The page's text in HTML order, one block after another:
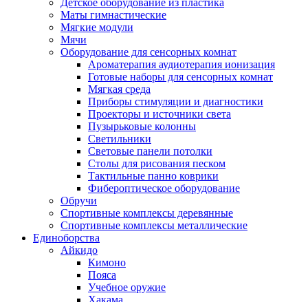
Детское оборудование из пластика
Маты гимнастические
Мягкие модули
Мячи
Оборудование для сенсорных комнат
Ароматерапия аудиотерапия ионизация
Готовые наборы для сенсорных комнат
Мягкая среда
Приборы стимуляции и диагностики
Проекторы и источники света
Пузырьковые колонны
Светильники
Световые панели потолки
Столы для рисования песком
Тактильные панно коврики
Фибероптическое оборудование
Обручи
Спортивные комплексы деревянные
Спортивные комплексы металлические
Единоборства
Айкидо
Кимоно
Пояса
Учебное оружие
Хакама